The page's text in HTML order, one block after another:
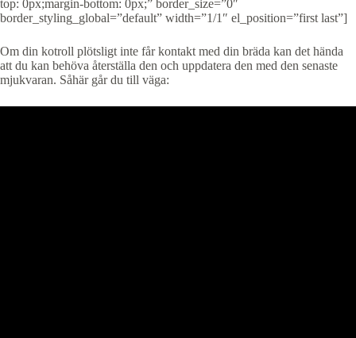
top: 0px;margin-bottom: 0px;” border_size=”0″
border_styling_global=”default” width=”1/1″ el_position=”first last”]
Om din kotroll plötsligt inte får kontakt med din bräda kan det hända
att du kan behöva återställa den och uppdatera den med den senaste
mjukvaran. Såhär går du till väga: